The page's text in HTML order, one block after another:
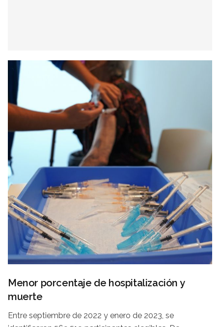
Menor porcentaje de hospitalización y
muerte
Entre septiembre de 2022 y enero de 2023, se